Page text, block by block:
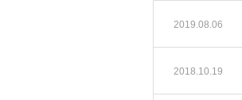
2019.08.06
2018.10.19